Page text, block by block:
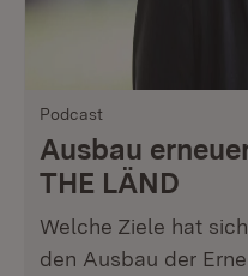
Podcast
Ausbau
THE LÄND
Welche Ziele hat
den Ausbau der